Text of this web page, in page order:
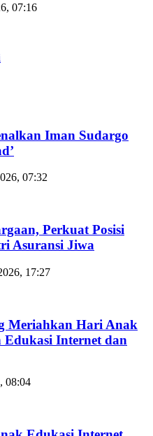
07:16
Iman Sudargo
07:32
Perkuat Posisi
Asuransi Jiwa
17:27
Meriahkan Hari Anak
Edukasi Internet dan
08:04